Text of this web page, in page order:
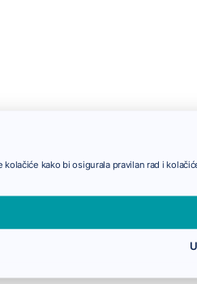
kolačiće kako bi osigurala pravilan rad i